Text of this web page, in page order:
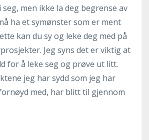
men ikke la deg begrense av
ha et symønster som er ment
kan du sy og leke deg med på
Jeg syns det er viktig at
for å leke seg og prøve ut litt.
jeg har sydd som jeg har
med, har blitt til gjennom